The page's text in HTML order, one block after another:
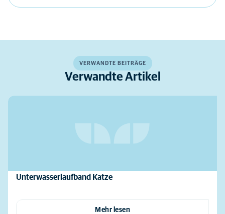
VERWANDTE BEITRÄGE
Verwandte Artikel
Unterwasserlaufband Katze
Mehr lesen